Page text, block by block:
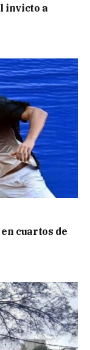
invicto a
cuartos de